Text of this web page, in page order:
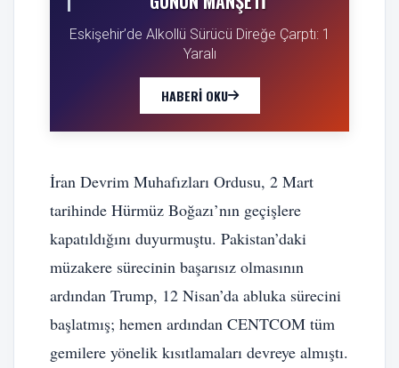
Eskişehir’de Alkollü Sürücü Direğe Çarptı: 1
Yaralı
HABERI OKU
İran Devrim Muhafızları Ordusu, 2 Mart
tarihinde Hürmüz Boğazı’nın geçişlere
kapatıldığını duyurmuştu. Pakistan’daki
müzakere sürecinin başarısız olmasının
ardından Trump, 12 Nisan’da abluka sürecini
başlatmış; hemen ardından CENTCOM tüm
gemilere yönelik kısıtlamaları devreye almıştı.